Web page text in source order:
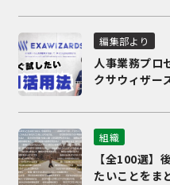
編集部より
人事業務プロ
クサウィザー
組織
【全100選】
たいことをま